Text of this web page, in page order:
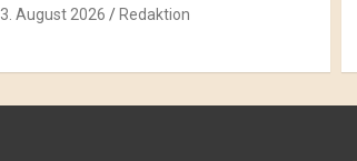
3. August 2026 Redaktion